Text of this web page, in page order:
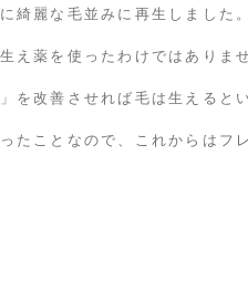
綺麗な毛並みに再生しました。
え薬を使ったわけではありま
を改善させれば毛は生えると
たことなので、これからは